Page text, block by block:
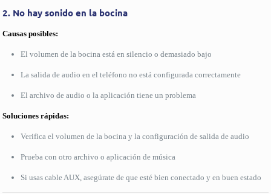
2. No hay sonido en la bocina
Causas posibles:
El volumen de la bocina está en silencio o demasiado bajo
La salida de audio en el teléfono no está configurada correctamente
El archivo de audio o la aplicación tiene un problema
Soluciones rápidas:
Verifica el volumen de la bocina y la configuración de salida de audio
Prueba con otro archivo o aplicación de música
Si usas cable AUX, asegúrate de que esté bien conectado y en buen estado